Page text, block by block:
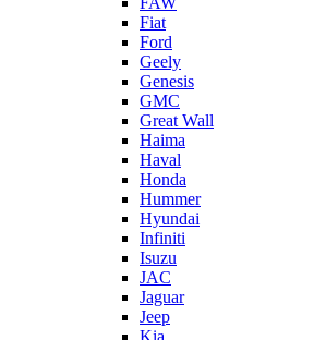
Fiat
Ford
Geely
Genesis
GMC
Great Wall
Haima
Haval
Honda
Hummer
Hyundai
Infiniti
Isuzu
JAC
Jaguar
Jeep
Kia